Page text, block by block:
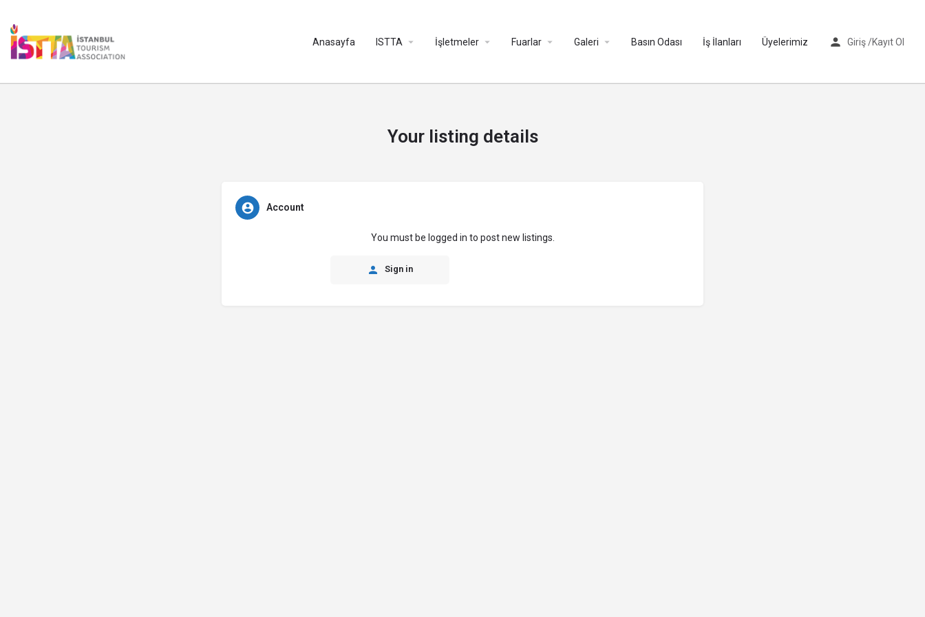
Anasayfa ISTTA İşletmeler Fuarlar Galeri Basın Odası İş İlanları Üyelerimiz Giriş /Kayıt Ol
Your listing details
Account
You must be logged in to post new listings.
Sign in